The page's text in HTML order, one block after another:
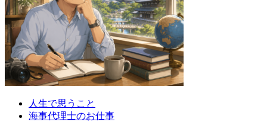
人生で思うこと
海事代理士のお仕事